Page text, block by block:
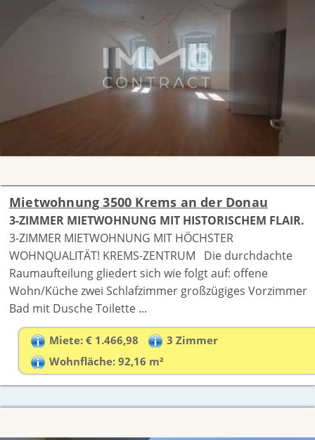
Mietwohnung 3500 Krems an der Donau
3-ZIMMER MIETWOHNUNG MIT HISTORISCHEM FLAIR.
3-ZIMMER MIETWOHNUNG MIT HÖCHSTER
WOHNQUALITÄT! KREMS-ZENTRUM Die durchdachte
Raumaufteilung gliedert sich wie folgt auf: offene
Wohn/Küche zwei Schlafzimmer großzügiges Vorzimmer
Bad mit Dusche Toilette ...
Miete: € 1.466,98
3 Zimmer
Wohnfläche: 92,16 m²